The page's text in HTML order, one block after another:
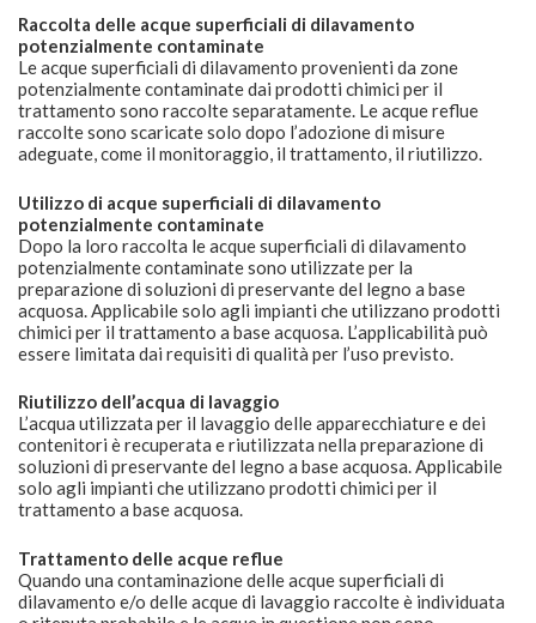
Raccolta delle acque superficiali di dilavamento
potenzialmente contaminate
Le acque superficiali di dilavamento provenienti da zone
potenzialmente contaminate dai prodotti chimici per il
trattamento sono raccolte separatamente. Le acque reflue
raccolte sono scaricate solo dopo l’adozione di misure
adeguate, come il monitoraggio, il trattamento, il riutilizzo.
Utilizzo di acque superficiali di dilavamento
potenzialmente contaminate
Dopo la loro raccolta le acque superficiali di dilavamento
potenzialmente contaminate sono utilizzate per la
preparazione di soluzioni di preservante del legno a base
acquosa. Applicabile solo agli impianti che utilizzano prodotti
chimici per il trattamento a base acquosa. L’applicabilità può
essere limitata dai requisiti di qualità per l’uso previsto.
Riutilizzo dell’acqua di lavaggio
L’acqua utilizzata per il lavaggio delle apparecchiature e dei
contenitori è recuperata e riutilizzata nella preparazione di
soluzioni di preservante del legno a base acquosa. Applicabile
solo agli impianti che utilizzano prodotti chimici per il
trattamento a base acquosa.
Trattamento delle acque reflue
Quando una contaminazione delle acque superficiali di
dilavamento e/o delle acque di lavaggio raccolte è individuata